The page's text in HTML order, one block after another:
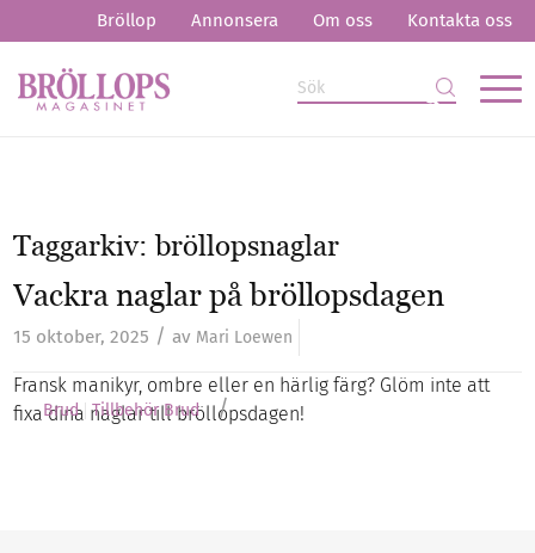
Bröllop Annonsera Om oss Kontakta oss
Taggarkiv:bröllopsnaglar
Vackra naglar på bröllopsdagen
15 oktober, 2025 / av Mari Loewen
Fransk manikyr, ombre eller en härlig färg? Glöm inte att
fixa dina naglar till bröllopsdagen!
Brud Tillbehör Brud /